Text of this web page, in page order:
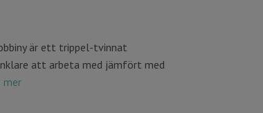
är ett trippel-tvinnat
att arbeta med jämfört med
mer